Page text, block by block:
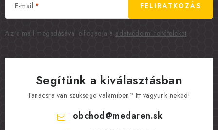
E-mail
Az e-mail megadásával elfogadja a adatvédelmi feltételeket.
FELIRATKOZÁS
Segítünk a kiválasztásban
Tanácsra van szüksége valamiben? Itt vagyunk neked!
obchod@medaren.sk